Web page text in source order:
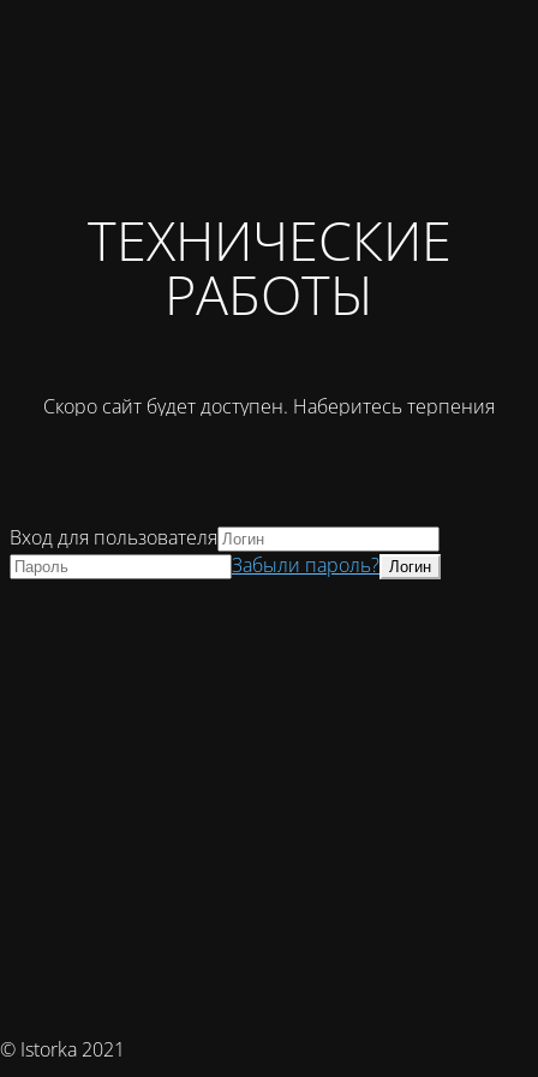
ТЕХНИЧЕСКИЕ
РАБОТЫ
Скоро сайт будет доступен. Наберитесь терпения
© Istorka 2021
Вход для пользователя
Забыли пароль?